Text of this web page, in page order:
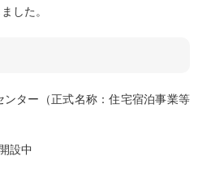
した。
ター（正式名称：住宅宿泊事業等
設中